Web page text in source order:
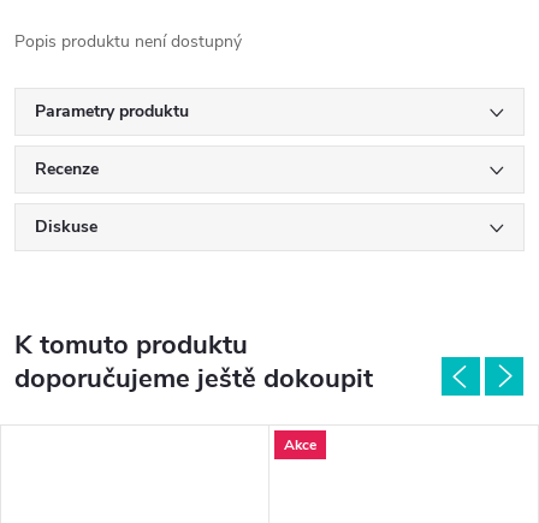
Popis produktu není dostupný
Parametry produktu
Recenze
Diskuse
K tomuto produktu
doporučujeme ještě dokoupit
Akce